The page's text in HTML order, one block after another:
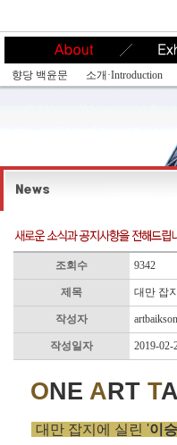
향당 백윤문 소개·Introduction
조회수 9342
제목 대만 잡
작성자
작성일자 2019-02-
ONE ART T
대만 잡지에 실린 '이